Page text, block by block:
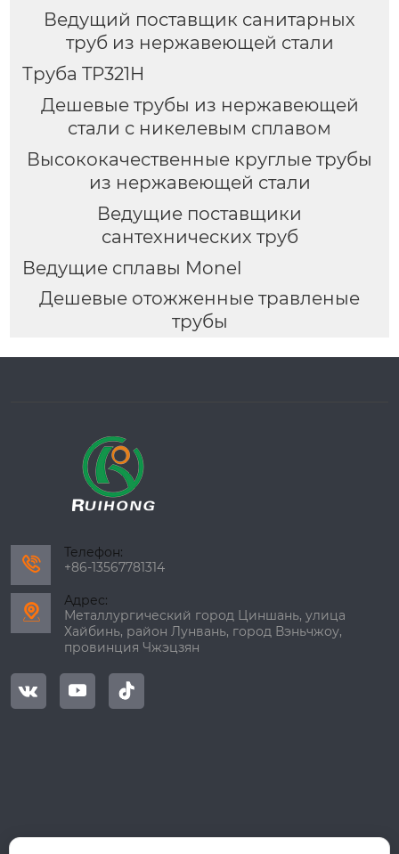
Ведущий поставщик санитарных
труб из нержавеющей стали
Труба TP321H
Дешевые трубы из нержавеющей
стали с никелевым сплавом
Высококачественные круглые трубы
из нержавеющей стали
Ведущие поставщики
сантехнических труб
Ведущие сплавы Monel
Дешевые отожженные травленые
трубы

Телефон:
+86-13567781314

Адрес:
Металлургический город Циншань, улица
Хайбинь, район Лунвань, город Вэньчжоу,
провинция Чжэцзян
  